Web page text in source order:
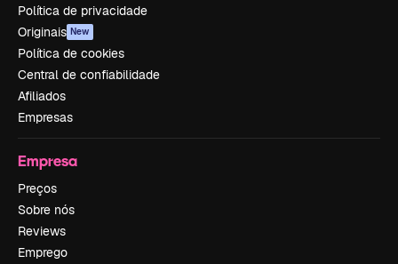
Política de privacidade
Originais New
Política de cookies
Central de confiabilidade
Afiliados
Empresas
Empresa
Preços
Sobre nós
Reviews
Emprego